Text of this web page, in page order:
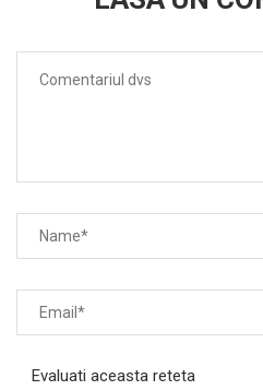
Evaluati aceasta reteta